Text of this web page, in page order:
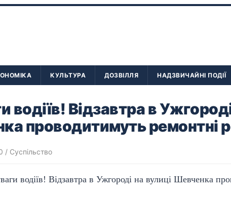
КУЛЬТУРА ДОЗВІЛЛЯ НАДЗВИЧАЙНІ ПОДІЇ
водіїв! Відзавтра в
проводитимуть ремонтні
/ Суспільство